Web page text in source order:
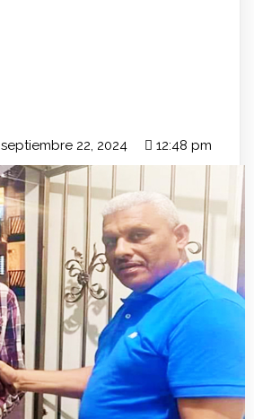
septiembre 22, 2024 12:48 pm